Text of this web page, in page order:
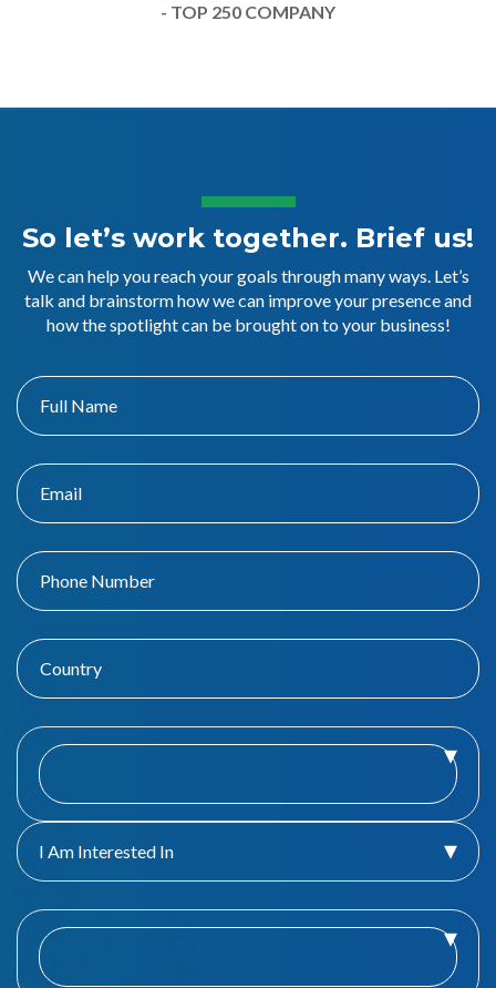
- TOP 250 COMPANY
So let’s work together. Brief us!
We can help you reach your goals through many ways. Let’s
talk and brainstorm how we can improve your presence and
how the spotlight can be brought on to your business!
I Am Interested In